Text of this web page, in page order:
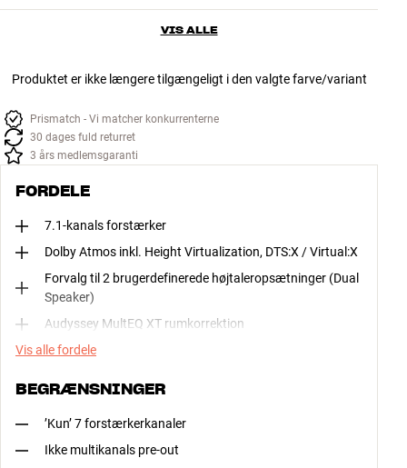
VIS ALLE
Produktet er ikke længere tilgængeligt i den valgte farve/variant
Prismatch - Vi matcher konkurrenterne
30 dages fuld returret
3 års medlemsgaranti
FORDELE
7.1-kanals forstærker
Dolby Atmos inkl. Height Virtualization, DTS:X / Virtual:X
Forvalg til 2 brugerdefinerede højtaleropsætninger (Dual
Speaker)
Audyssey MultEQ XT rumkorrektion
Vis alle fordele
BEGRÆNSNINGER
’Kun’ 7 forstærkerkanaler
Ikke multikanals pre-out